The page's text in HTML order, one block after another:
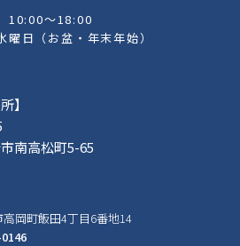
10:00～18:00
曜日（お盆・年末年始）
】
南高松町5-65
岡町飯田4丁目6番地14